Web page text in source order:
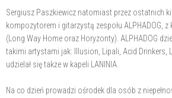
Sergiusz Paszkiewicz natomiast przez ostatnich
kompozytorem i gitarzystą zespołu ALPHADOG,
(Long Way Home oraz Horyzonty). ALPHADOG
takimi artystami jak: Illusion, Lipali, Acid Drinkers,
udzielał się także w kapeli LANINIA.
Na co dzień prowadzi ośrodek dla osób z